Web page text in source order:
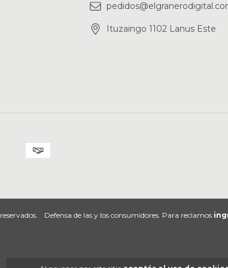
Ituzaingo 1102 Lanus Este
Defensa de las y los consumidores. Para reclamos